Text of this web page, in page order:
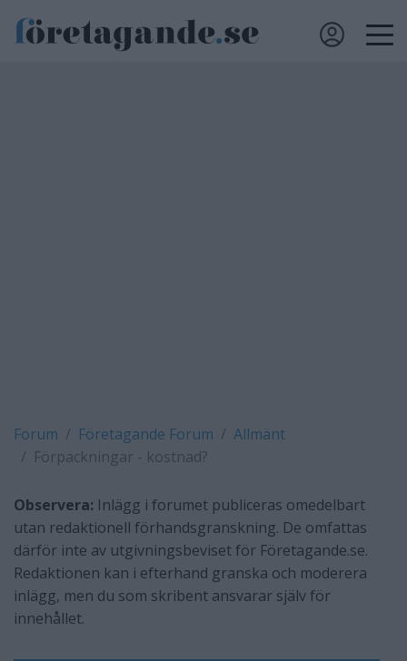
Forum Företagande Forum
Allmänt
Förpackningar - kostnad?
Observera: Inlägg i forumet publiceras omedelbart
utan redaktionell förhandsgranskning. De omfattas
därför inte av utgivningsbeviset för Företagande.se.
Redaktionen kan i efterhand granska och moderera
inlägg, men du som skribent ansvarar själv för
innehållet.